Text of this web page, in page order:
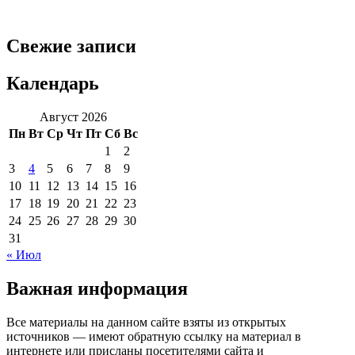
Свежие записи
Календарь
Август 2026
Пн Вт Ср Чт Пт Сб Вс
1
2
3
4 5 6 7 8
9
10 11 12 13 14 15 16
17 18 19 20 21 22 23
24 25 26 27 28 29 30
31
« Июл
Важная информация
Все материалы на данном сайте взяты из открытых
источников — имеют обратную ссылку на материал в
интернете или присланы посетителями сайта и